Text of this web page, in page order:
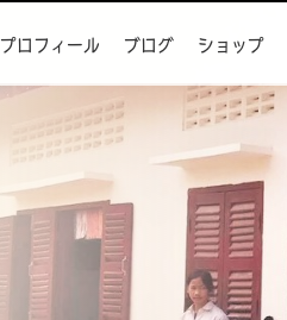
プロフィール ブログ ショップ